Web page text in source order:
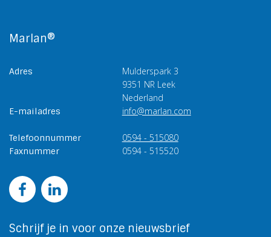
Marlan®
Adres
Mulderspark 3
9351 NR Leek
Nederland
E-mailadres
Telefoonnummer
Faxnummer
info@marlan.com
0594 - 515080
0594 - 515520
Schrijf je in voor onze nieuwsbrief